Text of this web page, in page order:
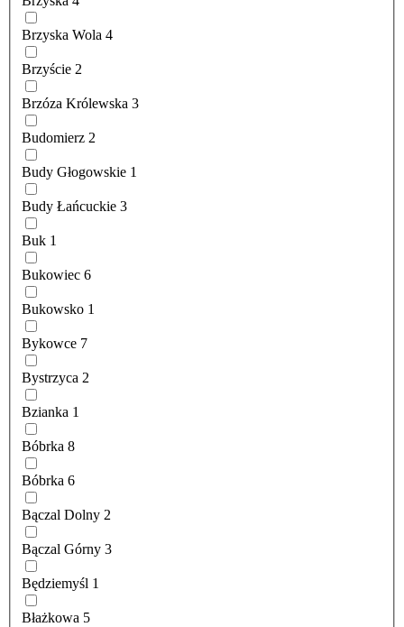
Brzyska Wola 4
Brzyście 2
Brzóza Królewska 3
Budomierz 2
Budy Głogowskie 1
Budy Łańcuckie 3
Buk 1
Bukowiec 6
Bukowsko 1
Bykowce 7
Bystrzyca 2
Bzianka 1
Bóbrka 8
Bóbrka 6
Bączal Dolny 2
Bączal Górny 3
Będziemyśl 1
Błażkowa 5